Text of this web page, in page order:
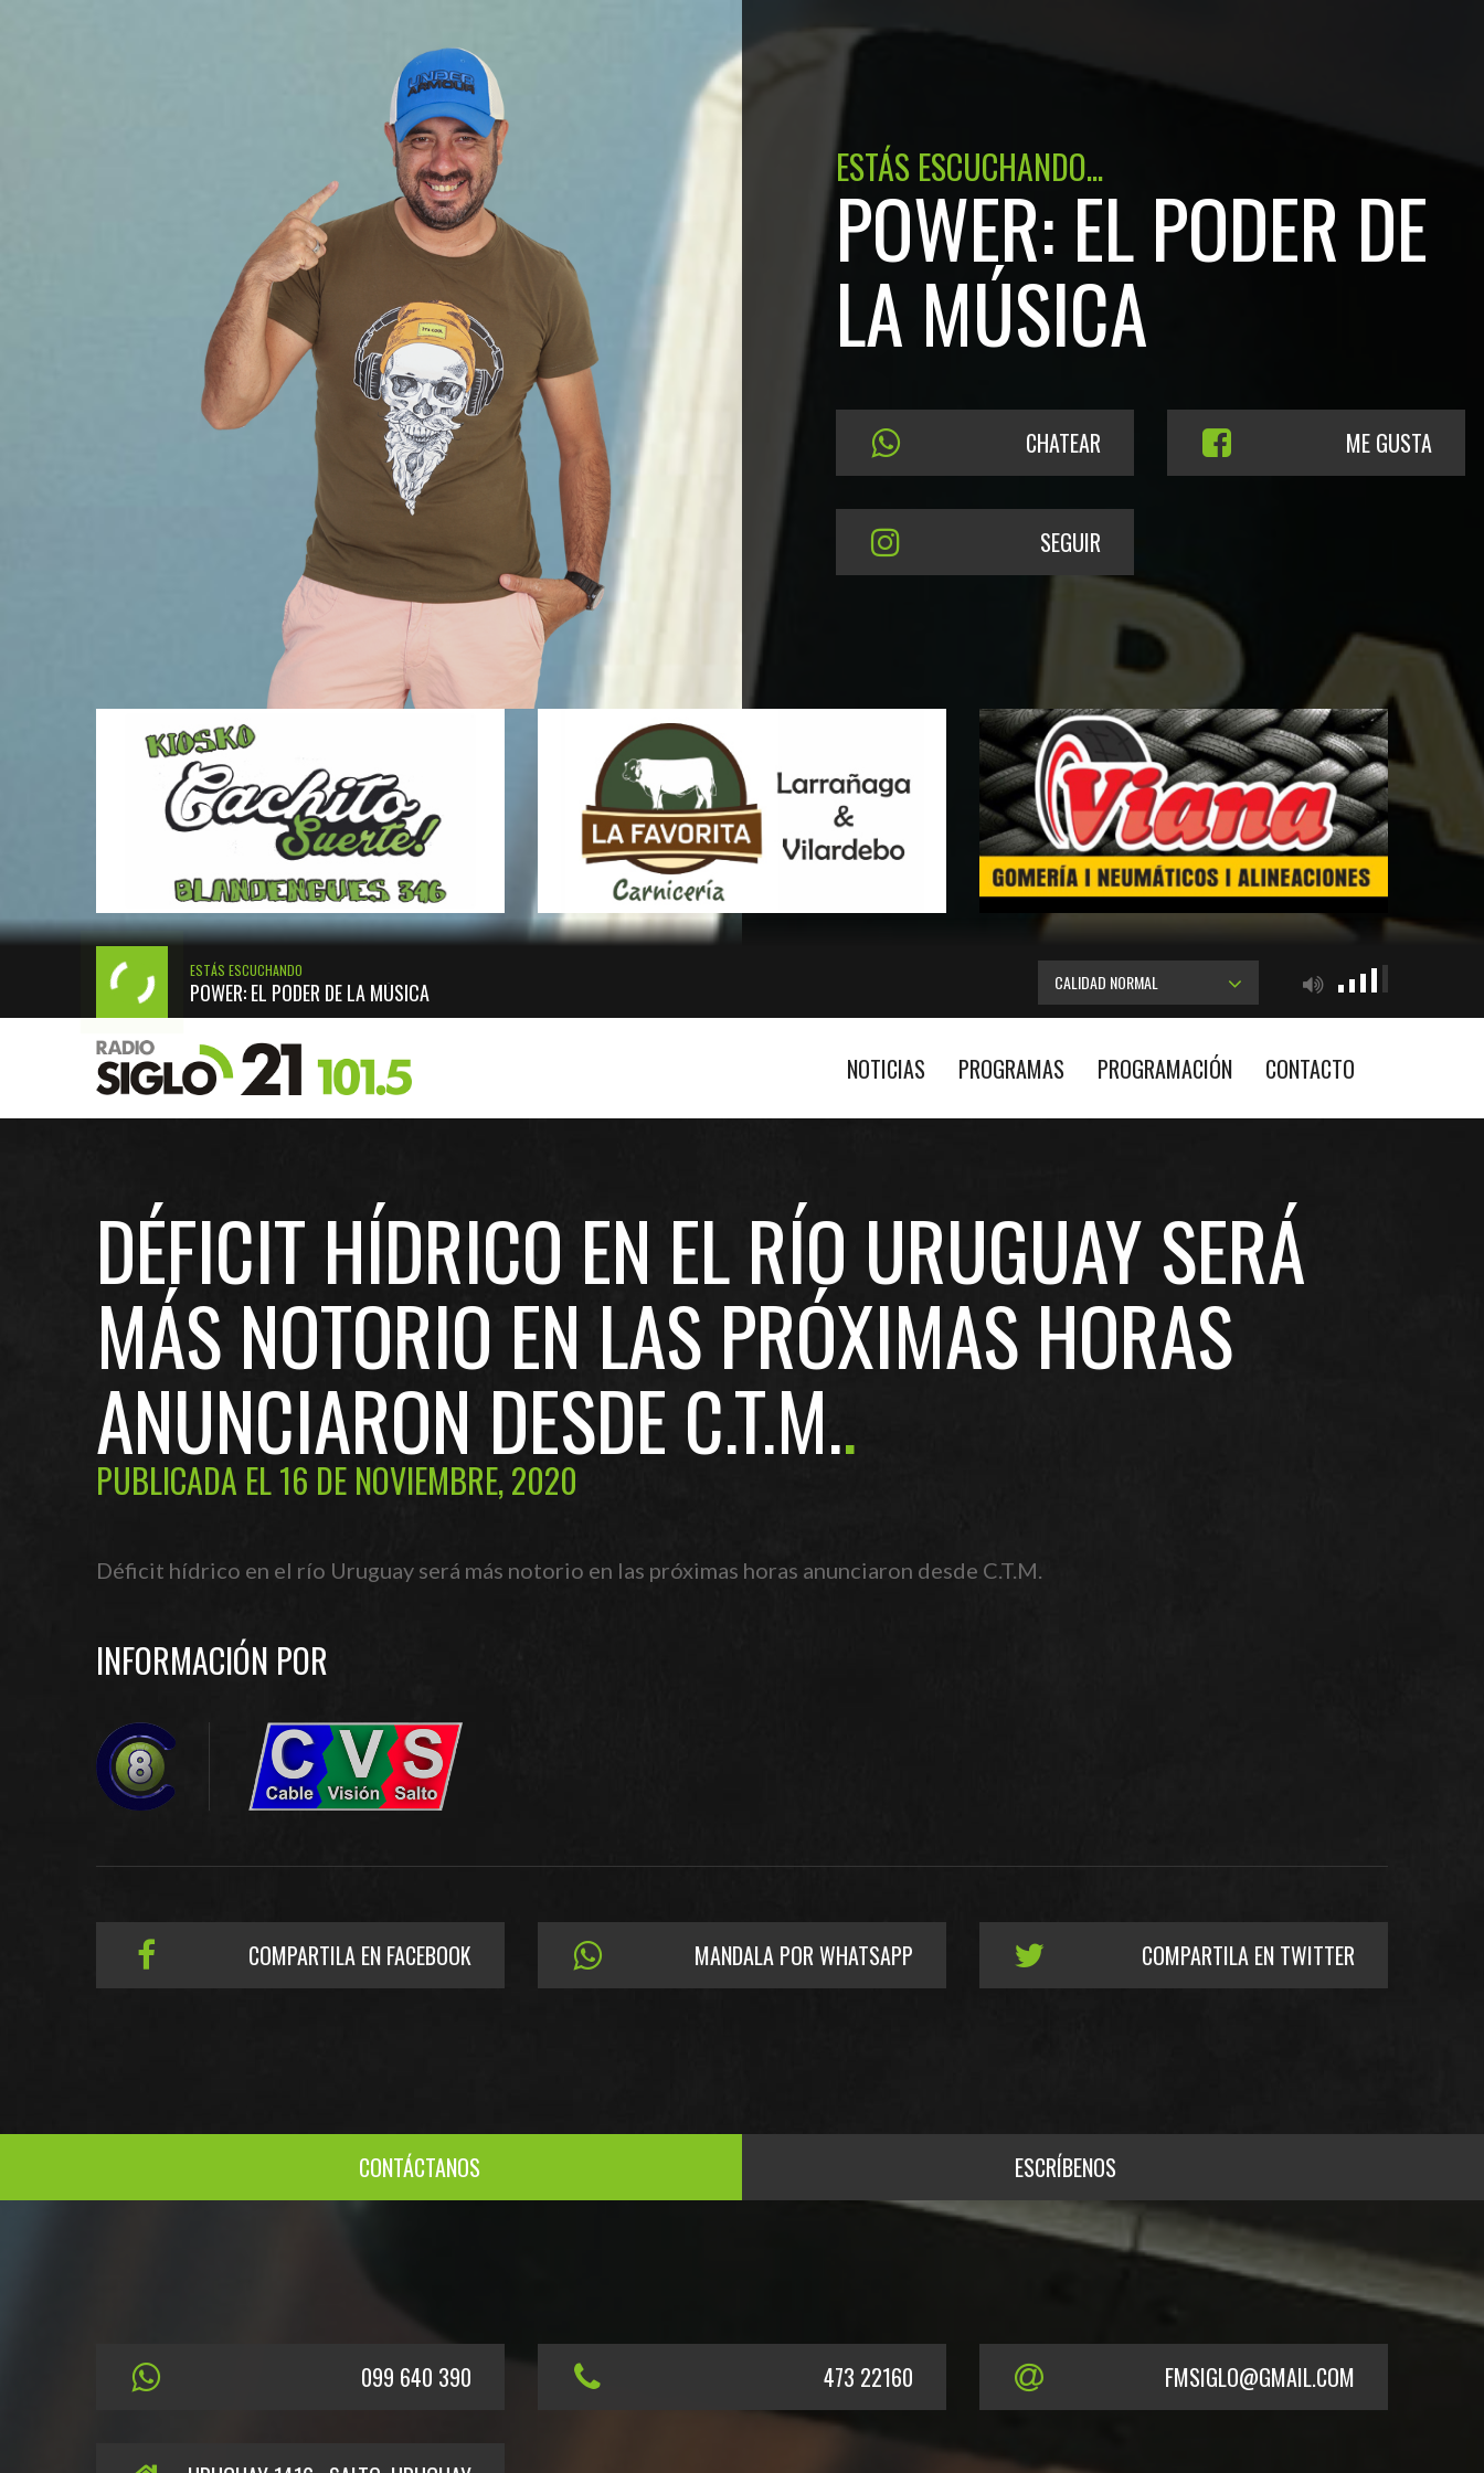
ESTÁS ESCUCHANDO...
POWER: EL PODER DE
LA MÚSICA
CHATEAR ME GUSTA
SEGUIR
ESTÁS ESCUCHANDO
POWER: EL PODER DE LA MÚSICA CALIDAD NORMAL
NOTICIAS PROGRAMAS PROGRAMACIÓN CONTACTO
DÉFICIT HÍDRICO EN EL RÍO URUGUAY SERÁ
MÁS NOTORIO EN LAS PRÓXIMAS HORAS
ANUNCIARON DESDE C.T.M.
PUBLICADA EL 16 DE NOVIEMBRE, 2020
Déficit hídrico en el río Uruguay será más notorio en las próximas horas anunciaron desde C.T.M.
INFORMACIÓN POR
COMPARTILA EN FACEBOOK MANDALA POR WHATSAPP COMPARTILA EN TWITTER
CONTÁCTANOS ESCRÍBENOS
099 640 390 473 22160 FMSIGLO@GMAIL.COM